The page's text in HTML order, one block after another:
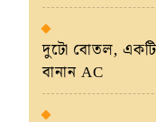
দুটো বোতল, একটি
বানান AC